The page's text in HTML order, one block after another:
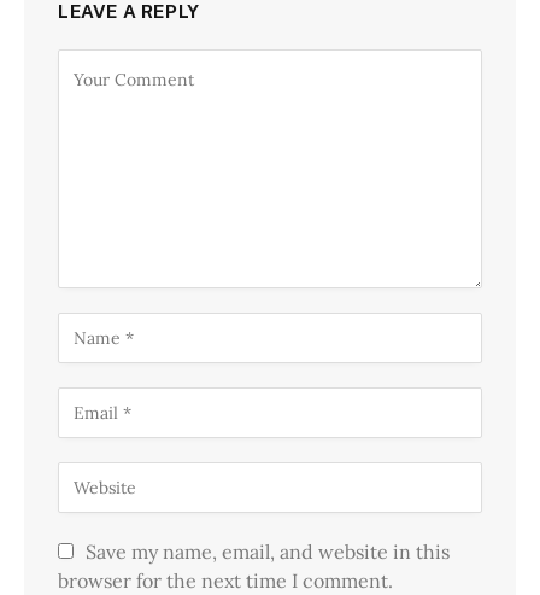
LEAVE A REPLY
Save my name, email, and website in this
browser for the next time I comment.